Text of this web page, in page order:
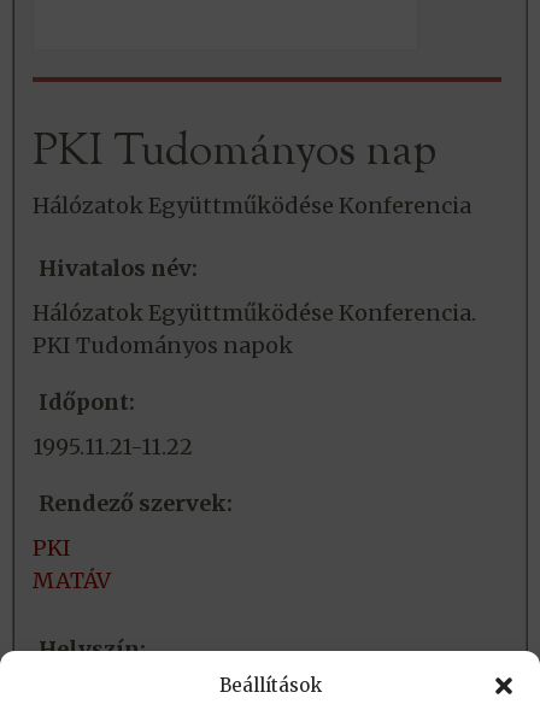
Beállítások
PKI Tudományos nap
Hálózatok Együttműködése Konferencia
Hivatalos név:
Hálózatok Együttműködése Konferencia.
PKI Tudományos napok
Időpont:
1995.11.21-11.22
Rendező szervek:
PKI
MATÁV
Helyszín: